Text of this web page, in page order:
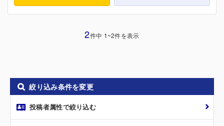
2件中 1~2件を表示
絞り込み条件を変更
投稿者属性で絞り込む